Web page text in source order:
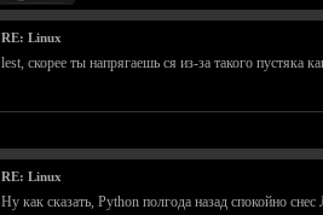
RE: Linux
lest, скорее ты напрягаешь ся из-за такого пустяка
RE: Linux
Ну как сказать, Python полгода назад спокойно